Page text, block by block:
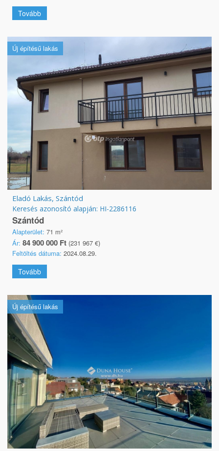
Tovább
Új építésű lakás
Eladó Lakás, Szántód
Keresés azonosító alapján: HI-2286116
Szántód
Alapterület: 71 m²
Ár: 84 900 000 Ft (231 967 €)
Feltöltés dátuma: 2024.08.29.
Tovább
Új építésű lakás